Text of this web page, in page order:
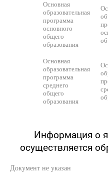
Основная
образовательная
программа
основного
общего
образования
Основная
образовательная
программа
среднего
общего
образования
Информация о
осуществляется
Документ не указан